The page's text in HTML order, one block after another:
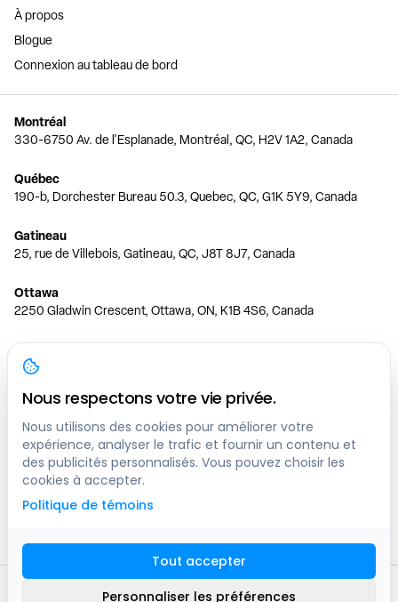
À propos
Blogue
Connexion au tableau de bord
Montréal
330-6750 Av. de l'Esplanade, Montréal, QC, H2V 1A2, Canada
Québec
190-b, Dorchester Bureau 50.3, Quebec, QC, G1K 5Y9, Canada
Gatineau
25, rue de Villebois, Gatineau, QC, J8T 8J7, Canada
Ottawa
2250 Gladwin Crescent, Ottawa, ON, K1B 4S6, Canada
Toronto
150 Ferrand Dr, 6th Floor, Toronto, ON, M3C 3E5, Canada
Vancouver
1200 W 73rd Ave #1415, Vancouver, BC, V6P 6G5, Canada
Calgary
444 5 Ave SW #400 Calgary, AB, T2P 2T8, Canada
2016 -2026
Nous respectons votre vie privée.
Nous utilisons des cookies pour améliorer votre
expérience, analyser le trafic et fournir un contenu et
des publicités personnalisés. Vous pouvez choisir les
cookies à accepter.
Politique de témoins
Tout accepter
Personnaliser les préférences